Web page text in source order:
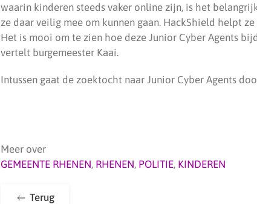
waarin kinderen steeds vaker online zijn, is het
ze daar veilig mee om kunnen gaan. HackShield helpt
Het is mooi om te zien hoe deze Junior Cyber Agents
vertelt burgemeester Kaai.
Intussen gaat de zoektocht naar Junior Cyber Agents
Meer over
GEMEENTE RHENEN, RHENEN, POLITIE, KINDEREN
Terug